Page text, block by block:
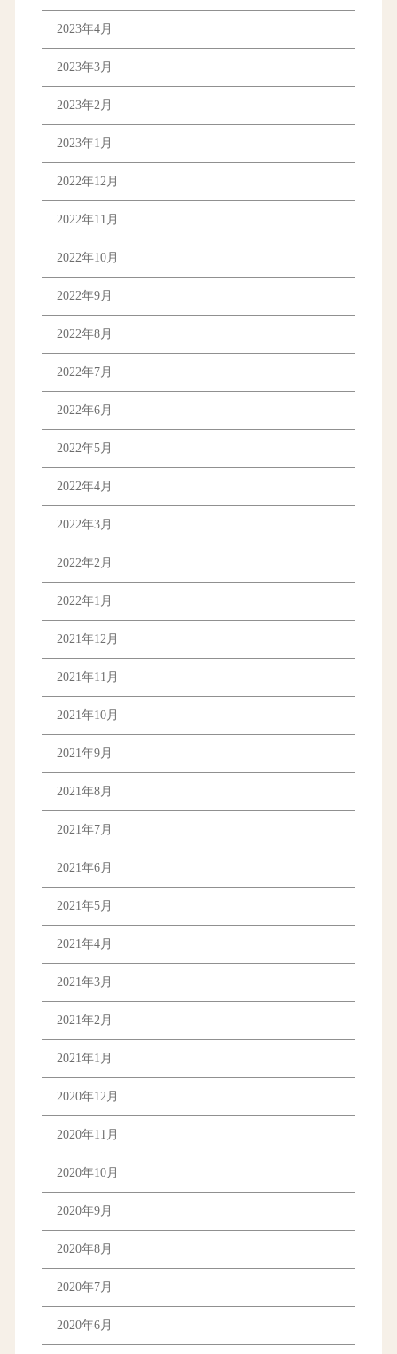
2023年4月
2023年3月
2023年2月
2023年1月
2022年12月
2022年11月
2022年10月
2022年9月
2022年8月
2022年7月
2022年6月
2022年5月
2022年4月
2022年3月
2022年2月
2022年1月
2021年12月
2021年11月
2021年10月
2021年9月
2021年8月
2021年7月
2021年6月
2021年5月
2021年4月
2021年3月
2021年2月
2021年1月
2020年12月
2020年11月
2020年10月
2020年9月
2020年8月
2020年7月
2020年6月